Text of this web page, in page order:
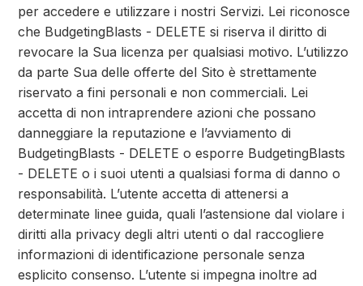
per accedere e utilizzare i nostri Servizi. Lei riconosce
che BudgetingBlasts - DELETE si riserva il diritto di
revocare la Sua licenza per qualsiasi motivo. L’utilizzo
da parte Sua delle offerte del Sito è strettamente
riservato a fini personali e non commerciali. Lei
accetta di non intraprendere azioni che possano
danneggiare la reputazione e l’avviamento di
BudgetingBlasts - DELETE o esporre BudgetingBlasts
- DELETE o i suoi utenti a qualsiasi forma di danno o
responsabilità. L’utente accetta di attenersi a
determinate linee guida, quali l’astensione dal violare i
diritti alla privacy degli altri utenti o dal raccogliere
informazioni di identificazione personale senza
esplicito consenso. L’utente si impegna inoltre ad